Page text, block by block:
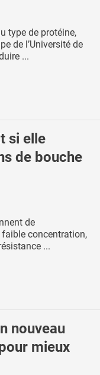
type de protéine,
de l’Université de
...
si elle
de bouche
de
concentration,
...
nouveau
mieux